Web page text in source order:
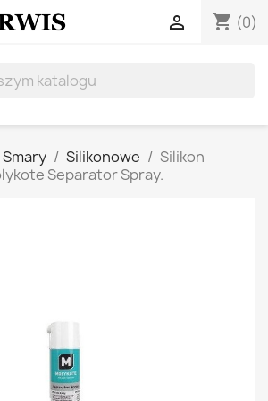
shopping_cart (0)

Smary Silikonowe
Silikon
Separator Spray.